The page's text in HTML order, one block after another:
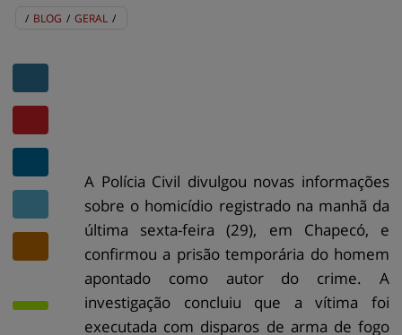
/ BLOG / GERAL /
A Polícia Civil divulgou novas informações
sobre o homicídio registrado na manhã da
última sexta-feira (29), em Chapecó, e
confirmou a prisão temporária do homem
apontado como autor do crime. A
investigação concluiu que a vítima foi
executada com disparos de arma de fogo